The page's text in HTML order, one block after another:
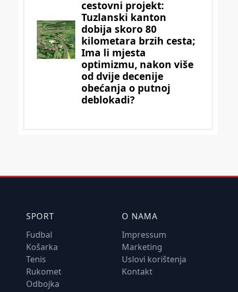
SPORT
Fudbal
Košarka
Tenis
Rukomet
Odbojka
O NAMA
Impressum
Marketing
Uslovi korištenja
Kontakt